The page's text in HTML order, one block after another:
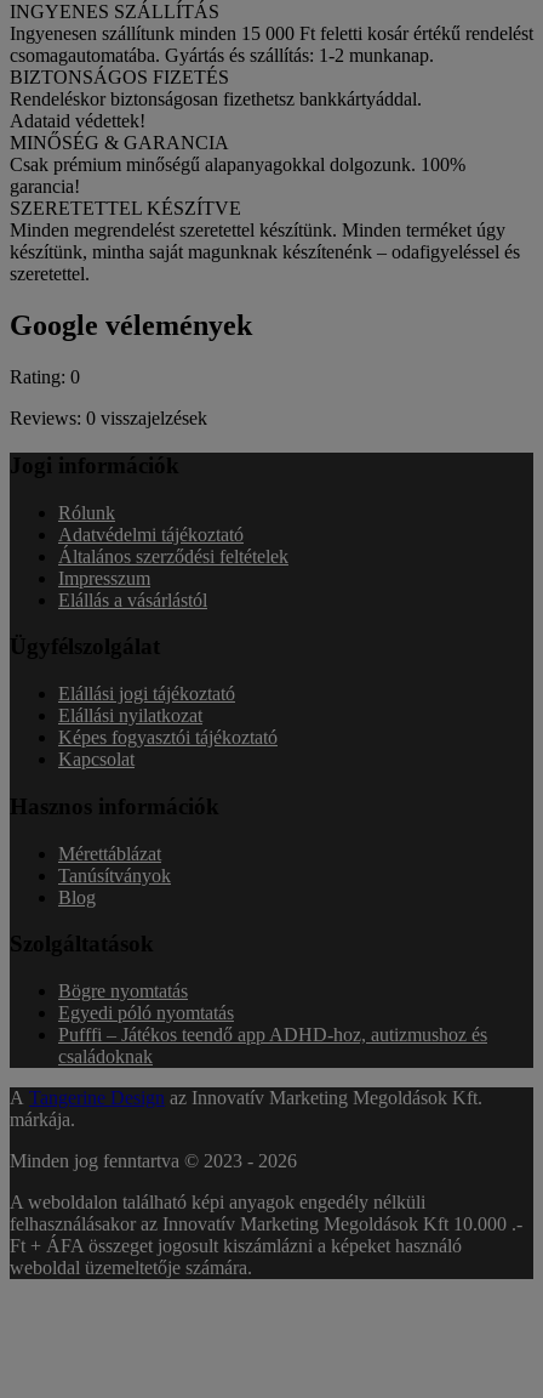
INGYENES SZÁLLÍTÁS
Ingyenesen szállítunk minden 15 000 Ft feletti kosár értékű rendelést
csomagautomatába. Gyártás és szállítás: 1-2 munkanap.
BIZTONSÁGOS FIZETÉS
Rendeléskor biztonságosan fizethetsz bankkártyáddal.
Adataid védettek!
MINŐSÉG & GARANCIA
Csak prémium minőségű alapanyagokkal dolgozunk. 100%
garancia!
SZERETETTEL KÉSZÍTVE
Minden megrendelést szeretettel készítünk. Minden terméket úgy
készítünk, mintha saját magunknak készítenénk – odafigyeléssel és
szeretettel.
Google vélemények
Rating: 0
Reviews: 0 visszajelzések
Jogi információk
Rólunk
Adatvédelmi tájékoztató
Általános szerződési feltételek
Impresszum
Elállás a vásárlástól
Ügyfélszolgálat
Elállási jogi tájékoztató
Elállási nyilatkozat
Képes fogyasztói tájékoztató
Kapcsolat
Hasznos információk
Mérettáblázat
Tanúsítványok
Blog
Szolgáltatások
Bögre nyomtatás
Egyedi póló nyomtatás
Pufffi – Játékos teendő app ADHD-hoz, autizmushoz és
családoknak
A Tangerine Design az Innovatív Marketing Megoldások Kft.
márkája.
Minden jog fenntartva © 2023 - 2026
A weboldalon található képi anyagok engedély nélküli
felhasználásakor az Innovatív Marketing Megoldások Kft 10.000 .-
Ft + ÁFA összeget jogosult kiszámlázni a képeket használó
weboldal üzemeltetője számára.